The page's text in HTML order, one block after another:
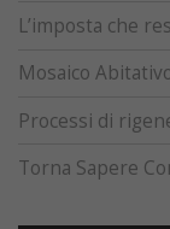
L’imposta che
Mosaico
Processi di
Torna Sapere